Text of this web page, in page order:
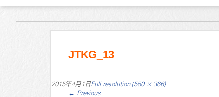
JTKG_13
2015年4月1日Full resolution (550 × 366)
← Previous